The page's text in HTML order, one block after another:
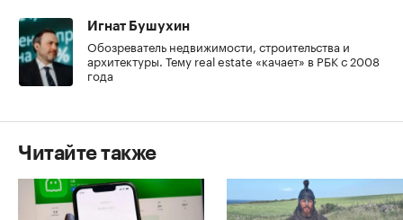
Игнат Бушухин
Обозреватель недвижимости, строительства и
архитектуры. Тему real estate «качает» в РБК с 2008
года
Читайте также